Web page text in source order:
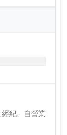
紀、自營業